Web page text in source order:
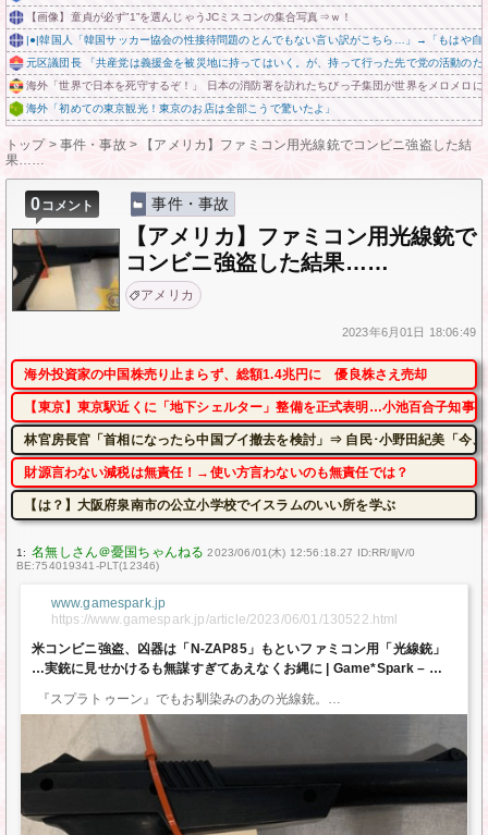
【画像】童貞が必ず”1”を選んじゃうJCミスコンの集合写真⇒ｗ！
|●|韓国人「韓国サッカー協会の性接待問題のとんでもない言い訳がこちら…」→「もはや自
元区議団長 「共産党は義援金を被災地に持ってはいく。が、持って行った先で党の活動のた
海外「世界で日本を死守するぞ！」 日本の消防署を訪れたちびっ子集団が世界をメロメロに
海外「初めての東京観光！東京のお店は全部こうで驚いたよ」
トップ> 事件・事故 >
【アメリカ】ファミコン用光線銃でコンビニ強盗した結
果……
0コメント 事件・事故
【アメリカ】ファミコン用光線銃で
コンビニ強盗した結果……
アメリカ
2023年6月01日 18:06:49
海外投資家の中国株売り止まらず、総額1.4兆円に 優良株さえ売却
【東京】東京駅近くに「地下シェルター」整備を正式表明…小池百合子知事
林官房長官「首相になったら中国ブイ撤去を検討」⇒ 自民･小野田紀美「今
財源言わない減税は無責任！→使い方言わないのも無責任では？
【は？】大阪府泉南市の公立小学校でイスラムのいい所を学ぶ
1:
2023/06/01(木) 12:56:18.27 ID:RR/lljV/0
BE:754019341-PLT(12346)
www.gamespark.jp
https://www.gamespark.jp/article/2023/06/01/130522.html
米コンビニ強盗、凶器は「N-ZAP85」もといファミコン用「光線銃」
…実銃に見せかけるも無謀すぎてあえなくお縄に | Game*Spark – 国
『スプラトゥーン』でもお馴染みのあの光線銃。